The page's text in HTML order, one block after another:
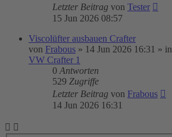
Letzter Beitrag von Tester
15 Jun 2026 08:57
Viscolüfter ausbauen Crafter
von Frabous » 14 Jun 2026 16:31 » in
VW Crafter 1
0 Antworten
529 Zugriffe
Letzter Beitrag von Frabous
14 Jun 2026 16:31